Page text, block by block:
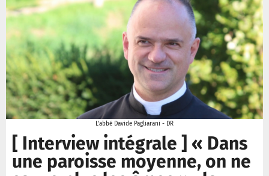
L'abbé Davide Pagliarani - DR
[ Interview intégrale ] « Dans
une paroisse moyenne, on ne